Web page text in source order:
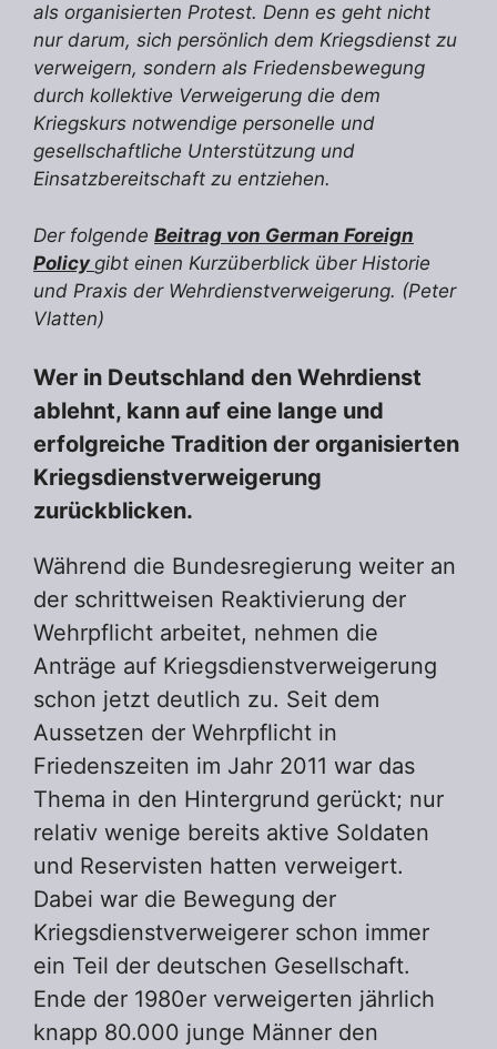
als organisierten Protest. Denn es geht nicht
nur darum, sich persönlich dem Kriegsdienst zu
verweigern, sondern als Friedensbewegung
durch kollektive Verweigerung die dem
Kriegskurs notwendige personelle und
gesellschaftliche Unterstützung und
Einsatzbereitschaft zu entziehen.
Der folgende Beitrag von German Foreign
Policy gibt einen Kurzüberblick über Historie
und Praxis der Wehrdienstverweigerung. (Peter
Vlatten)
Wer in Deutschland den Wehrdienst
ablehnt, kann auf eine lange und
erfolgreiche Tradition der organisierten
Kriegsdienstverweigerung
zurückblicken.
Während die Bundesregierung weiter an
der schrittweisen Reaktivierung der
Wehrpflicht arbeitet, nehmen die
Anträge auf Kriegsdienstverweigerung
schon jetzt deutlich zu. Seit dem
Aussetzen der Wehrpflicht in
Friedenszeiten im Jahr 2011 war das
Thema in den Hintergrund gerückt; nur
relativ wenige bereits aktive Soldaten
und Reservisten hatten verweigert.
Dabei war die Bewegung der
Kriegsdienstverweigerer schon immer
ein Teil der deutschen Gesellschaft.
Ende der 1980er verweigerten jährlich
knapp 80.000 junge Männer den